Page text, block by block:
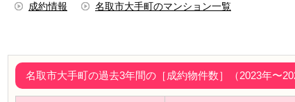
成約情報 名取市大手町のマンション一覧
名取市大手町の過去3年間の［成約物件数］（2023年〜